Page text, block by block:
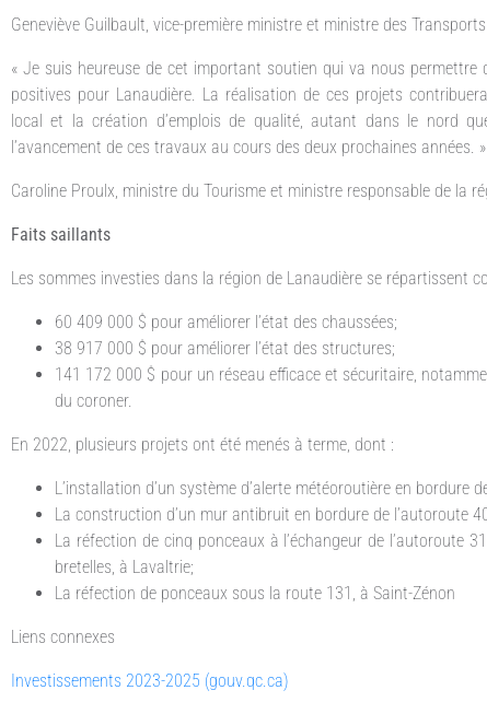
Geneviève Guilbault, vice-première ministre et ministre des
« Je suis heureuse de cet important soutien qui va nous permettre
positives pour Lanaudière. La réalisation de ces projets
local et la création d’emplois de qualité, autant dans le nord
l’avancement de ces travaux au cours des deux prochaines années. »
Caroline Proulx, ministre du Tourisme et ministre responsable de la
Faits saillants
Les sommes investies dans la région de Lanaudière se répartissent
60 409 000 $ pour améliorer l’état des chaussées;
38 917 000 $ pour améliorer l’état des structures;
141 172 000 $ pour un réseau efficace et sécuritaire,
du coroner.
En 2022, plusieurs projets ont été menés à terme, dont :
L’installation d’un système d’alerte météoroutière en bordure
La construction d’un mur antibruit en bordure de l’autoroute
La réfection de cinq ponceaux à l’échangeur de l’autoroute
bretelles, à Lavaltrie;
La réfection de ponceaux sous la route 131, à Saint-Zénon
Liens connexes
Investissements 2023-2025 (gouv.qc.ca)